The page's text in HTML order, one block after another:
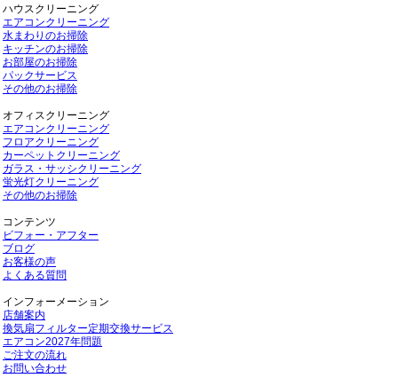
ハウスクリーニング
エアコンクリーニング
水まわりのお掃除
キッチンのお掃除
お部屋のお掃除
パックサービス
その他のお掃除
オフィスクリーニング
エアコンクリーニング
フロアクリーニング
カーペットクリーニング
ガラス・サッシクリーニング
蛍光灯クリーニング
その他のお掃除
コンテンツ
ビフォー・アフター
ブログ
お客様の声
よくある質問
インフォーメーション
店舗案内
換気扇フィルター定期交換サービス
エアコン2027年問題
ご注文の流れ
お問い合わせ